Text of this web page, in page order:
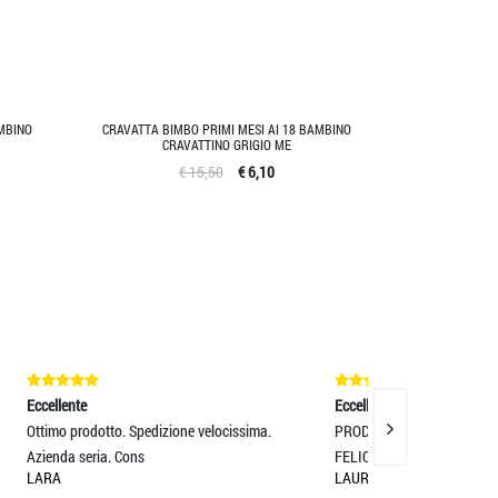
CRAVATTA BIMBO PRIMI MESI AI 18 BAMBINO
CRAVATTINO GRIGIO ME
€ 15,50 € 6,10
PRODOTTI SPECIALI E MOLTO CUATI, SONO
FELICISSIMA!! GRAZIE